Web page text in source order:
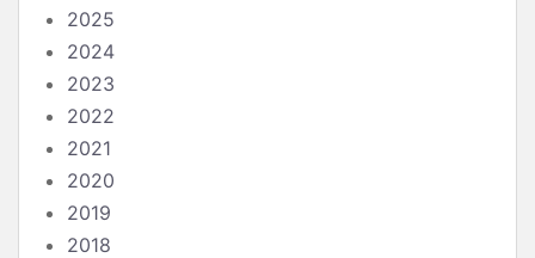
2025
2024
2023
2022
2021
2020
2019
2018